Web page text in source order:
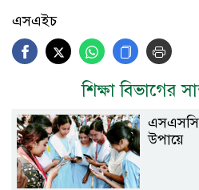
এসএইচ
শিক্ষা বিভাগের
উপায়ে